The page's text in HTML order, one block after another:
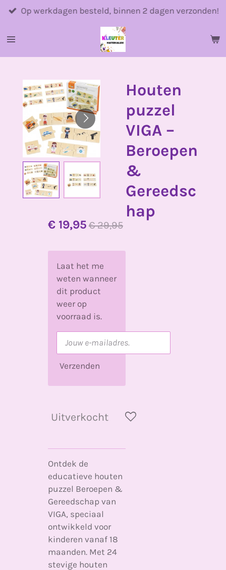
Ga
naar
Op werkdagen besteld, binnen 2 dagen verzonden!
Houten
puzzel
VIGA –
Beroepen
&
Gereedsc
hap
€ 19,95 € 29,95
Laat het me
weten wanneer
dit product
weer op
voorraad is.
Verzenden
Uitverkocht
Ontdek de
educatieve houten
puzzel Beroepen &
Gereedschap van
VIGA, speciaal
ontwikkeld voor
kinderen vanaf 18
maanden. Met 24
stevige houten